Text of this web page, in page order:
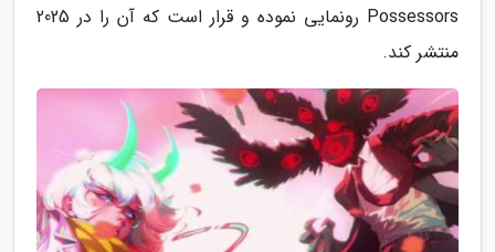
Possessors رونمایی نموده و قرار است که آن را در 2025
منتشر کند.